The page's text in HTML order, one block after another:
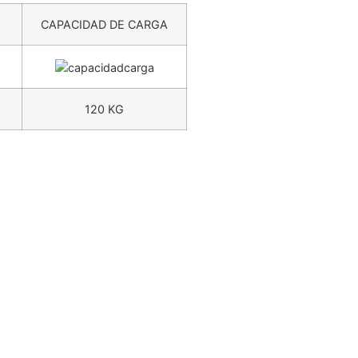
CAPACIDAD DE CARGA
120 KG